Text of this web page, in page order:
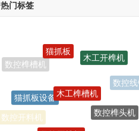
热门标签
数控开料机
猫抓板设备
木工榫槽机
数控榫头机
数控双端开榫机
数控开榫机